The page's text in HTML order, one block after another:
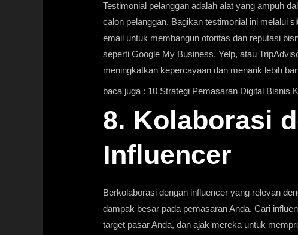
Testimonial pelanggan adalah alat yang ampuh
calon pelanggan. Bagikan testimonial ini melalui
email untuk membangun otoritas dan reputasi
seperti Google My Business, Yelp, atau
meningkatkan kepercayaan dan menarik lebih
baca juga : 10 Strategi Pemasaran Digital Bisnis
8. Kolaborasi
Influencer
Berkolaborasi dengan influencer yang relevan
dampak besar pada pemasaran Anda. Cari
target pasar Anda, dan ajak mereka untuk